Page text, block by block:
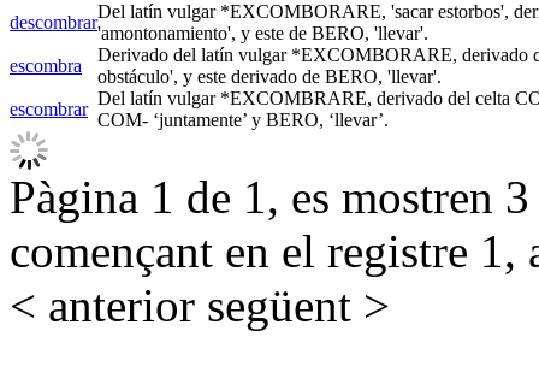
descombrar
Del latín vulgar *EXCOMBORARE, 'sacar estorbos',
'amontonamiento', y este de BERO, 'llevar'.
escombra
Derivado del latín vulgar *EXCOMBORARE, derivado
obstáculo', y este derivado de BERO, 'llevar'.
escombrar
Del latín vulgar *EXCOMBRARE, derivado del celta
COM- ‘juntamente’ y BERO, ‘llevar’.
Pàgina 1 de 1, es mostren
començant en el registre 1,
< anterior següent >